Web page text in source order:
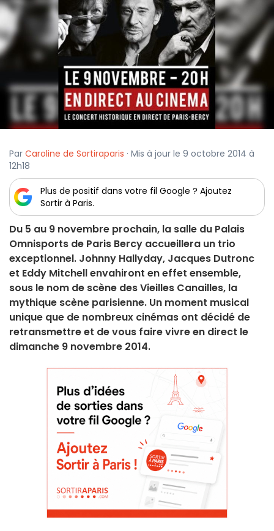
Par Caroline de Sortiraparis · Mis à jour le 9 octobre 2014 à
12h18
Plus de positif dans votre fil Google ? Ajoutez
Sortir à Paris.
Du 5 au 9 novembre prochain, la salle du Palais
Omnisports de Paris Bercy accueillera un trio
exceptionnel. Johnny Hallyday, Jacques Dutronc
et Eddy Mitchell envahiront en effet ensemble,
sous le nom de scène des Vieilles Canailles, la
mythique scène parisienne. Un moment musical
unique que de nombreux cinémas ont décidé de
retransmettre et de vous faire vivre en direct le
dimanche 9 novembre 2014.